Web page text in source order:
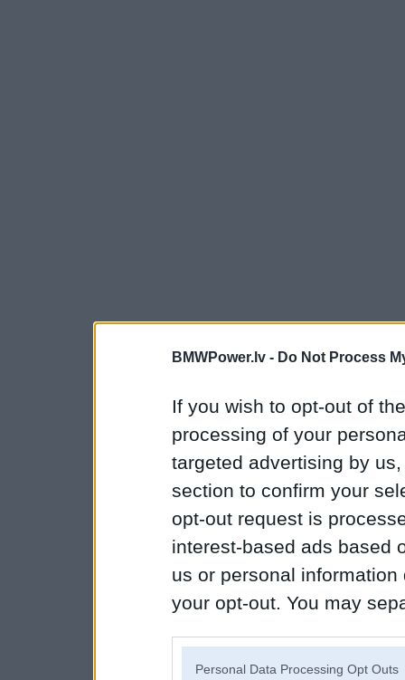
BMWPower.lv - Do Not Process
If you wish to opt-out of
processing of your
targeted advertising by
section to confirm your
opt-out request is
interest-based ads based
us or personal
your opt-out. You may
Personal Data Processing Opt Outs